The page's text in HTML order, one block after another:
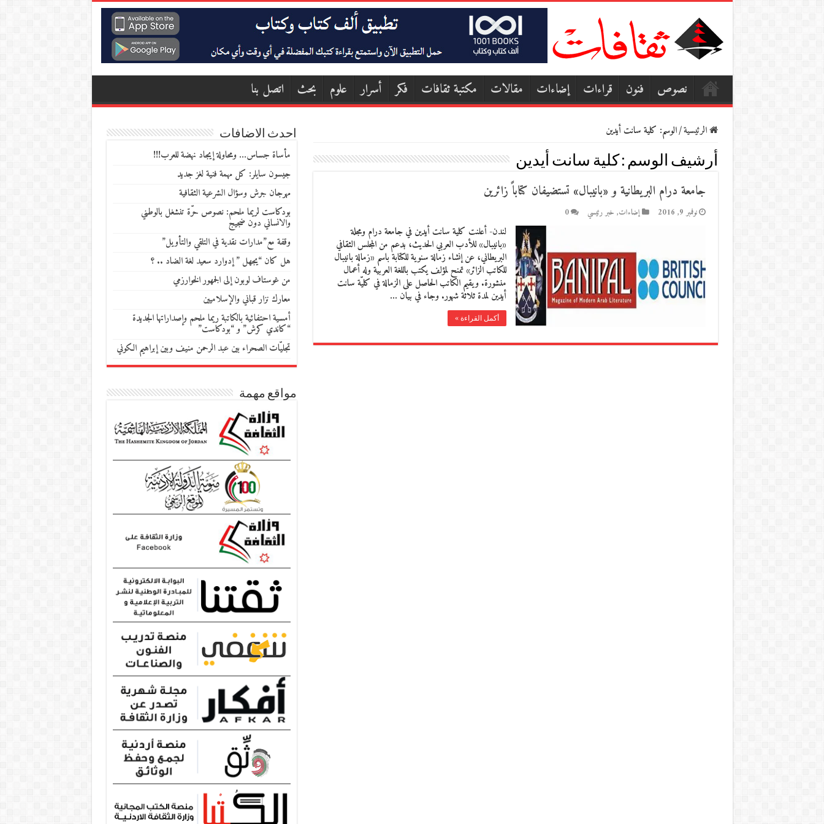
نصوص فنون قراءات إضاءات مقالات مكتبة ثقافات فكر أسرار علوم بحث اتصل بنا
الرئيسية/الوسم: كلية سانت أيدين
أرشيف الوسم : كلية سانت أيدين
جامعة درام البريطانية و «بانيبال» تستضيفان كتاباً زائرين
نوفمبر 9, 2016 إضاءات, خبر رئيسي 0
لندن- أعلنت كلية سانت أيدين في جامعة درام ومجلة
«بانيبال» للأدب العربي الحديث، بدعم من المجلس الثقافي
البريطاني، عن إنشاء زمالة سنوية للكتابة باسم «زمالة بانيبال
للكاتب الزائر» تمنح لمؤلف يكتب باللغة العربية وله أعمال
منشورة. ويقيم الكاتب الحاصل على الزمالة في كليّة سانت
أيدين لمدة ثلاثة شهور. وجاء في بيان …
أكمل القراءة »
احدث الاضافات
مأساة جساس… ومحاولة إيجاد نهضة للعرب!!!
جيسون سايلر: كل مهمة فنية لغز جديد
مهرجان جرش وسؤال الشرعية الثقافية
بودكاست لريما ملحم: نصوص حرّة تنشغل بالوطني
والانساني دون ضجيج
وقفة مع”مدارات نقدية في التلقي والتأويل”
هل كان “يجهل ” إدوارد سعيد لغة الضاد .. ؟
من غوستاف لوبون إلى الجمهور الخوارزمي
معارك نزار قباني والإسلاميين
أمسية احتفائية بالكاتبة ريما ملحم وإصداراتها الجديدة
“كاندي كرش” و “بودكاست”
تجليّات الصحراء بين عبد الرحمن منيف وبين إبراهيم الكوني
مواقع مهمة